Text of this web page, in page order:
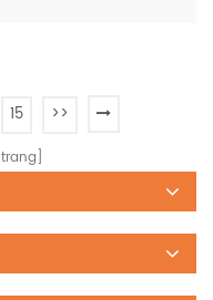
15 >>
trang]